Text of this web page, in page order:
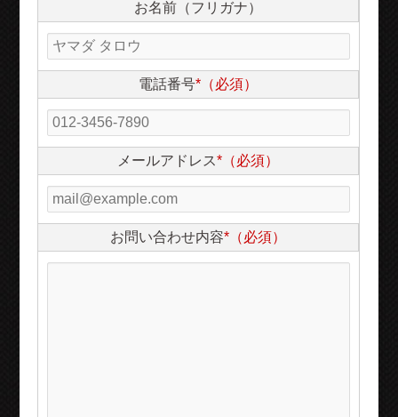
お名前（フリガナ）
電話番号*（必須）
メールアドレス*（必須）
お問い合わせ内容*（必須）